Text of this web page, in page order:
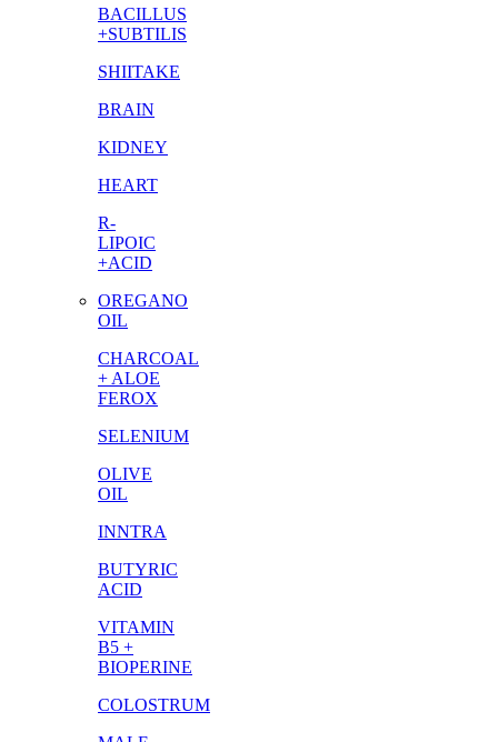
BACILLUS
+SUBTILIS
SHIITAKE
BRAIN
KIDNEY
HEART
R-
LIPOIC
+ACID
OREGANO
OIL
CHARCOAL
+ ALOE
FEROX
SELENIUM
OLIVE
OIL
INNTRA
BUTYRIC
ACID
VITAMIN
B5 +
BIOPERINE
COLOSTRUM